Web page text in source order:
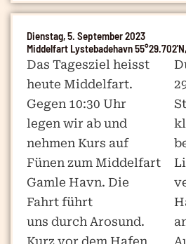
Dienstag, 5. September 2023
Middelfart Lystebadehavn
Das Tagesziel heisst
heute Middelfart.
Gegen 10:30 Uhr
legen wir ab und
nehmen Kurs auf
Fünen zum Middelfart
Gamle Havn. Die
Fahrt führt
uns durch Arosund.
Kurz vor dem Hafen
Durchfahrtshöhe von
29 Meter. Der
Stadthafen ist sehr
klein und wir
bekamen keinen
Liegeplatz mehr. Also
verließen wir den
Hafen und legten uns
an die Außenmole.
Auch hier gab es